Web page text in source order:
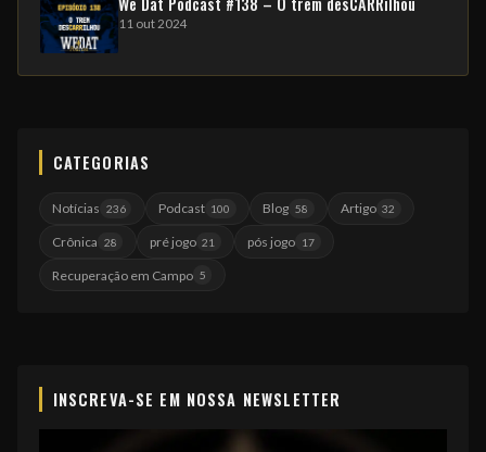
11 out 2024
CATEGORIAS
Notícias 236 Podcast 100 Blog 58 Artigo 32
Crônica 28 pré jogo 21 pós jogo 17
Recuperação em Campo 5
INSCREVA-SE EM NOSSA NEWSLETTER